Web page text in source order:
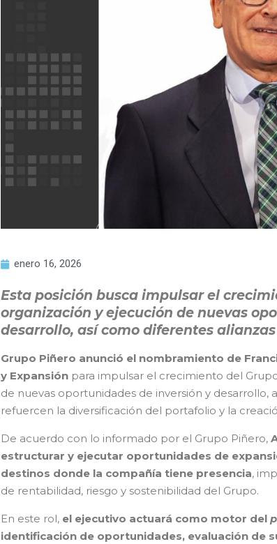
enero 16, 2026
Esta posición busca impulsar el
organización y ejecución de nuevas
desarrollo, así como diferentes
Grupo Piñero anunció el nombramiento de
y Expansión para impulsar el crecimiento del
de nuevas oportunidades de inversión y desarrollo,
refuercen la diversificación del portafolio y la
De acuerdo con lo informado por el Grupo Piñero,
estructurar y ejecutar oportunidades de
destinos donde la compañía tiene presencia,
de rentabilidad, riesgo y sostenibilidad del Grupo.
En este rol, el ejecutivo actuará como motor del
identificación de oportunidades, evaluación de